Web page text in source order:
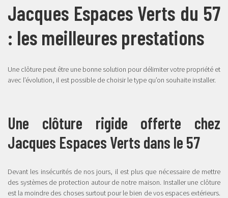
Jacques Espaces Verts du 57
: les meilleures prestations
Une clôture peut être une bonne solution pour délimiter votre propriété et
avec l’évolution, il est possible de choisir le type qu’on souhaite installer.
Une clôture rigide offerte chez
Jacques Espaces Verts dans le 57
Devant les insécurités de nos jours, il est plus que nécessaire de mettre
des systèmes de protection autour de notre maison. Installer une clôture
est la moindre des choses surtout pour le bien de vos espaces extérieurs.